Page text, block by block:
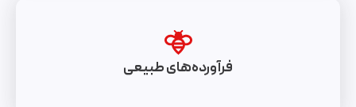
فرآورده‌های طبیعی